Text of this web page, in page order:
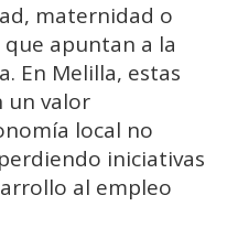
maternidad o
apuntan a la
En Melilla, estas
un valor
local no
iniciativas
al empleo